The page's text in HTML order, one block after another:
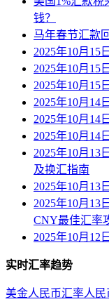
钱？
马年春节汇款
2025年10月15
2025年10月15
2025年10月15
2025年10月14
2025年10月14
2025年10月14
2025年10月13
及换汇指南
2025年10月13
2025年10月13
CNY最佳汇率
2025年10月12
实时汇率趋势
美金人民币汇率人